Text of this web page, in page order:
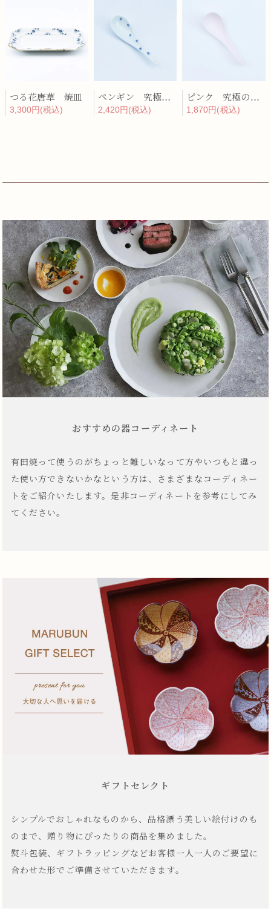
つる花唐草 焼皿
3,300円(税込)
ペンギン 究極のレンゲ
2,420円(税込)
ピンク 究極のレンゲ
1,870円(税込)
おすすめの器コーディネート
有田焼って使うのがちょっと難しいなって方やいつもと違っ
た使い方できないかなという方は、さまざまなコーディネー
トをご紹介いたします。是非コーディネートを参考にしてみ
てください。
ギフトセレクト
シンプルでおしゃれなものから、品格漂う美しい絵付けのも
のまで、贈り物にぴったりの商品を集めました。
熨斗包装、ギフトラッピングなどお客様一人一人のご要望に
合わせた形でご準備させていただきます。